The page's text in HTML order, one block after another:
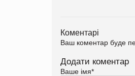
Коментарі
Ваш коментар буде
Додати коментар
Ваше імя*